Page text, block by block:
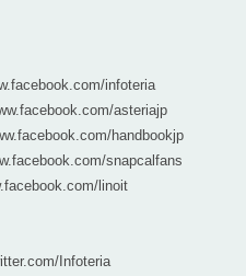
infoteria
asteriajp
handbookjp
snapcalfans
linoit
Infoteria